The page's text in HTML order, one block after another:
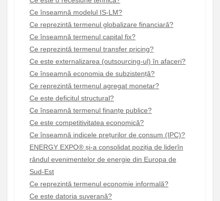
Ce înseamnă modelul IS-LM?
Ce reprezintă termenul globalizare financiară?
Ce înseamnă termenul capital fix?
Ce reprezintă termenul transfer pricing?
Ce este externalizarea (outsourcing-ul) în afaceri?
Ce înseamnă economia de subzistență?
Ce reprezintă termenul agregat monetar?
Ce este deficitul structural?
Ce înseamnă termenul finanțe publice?
Ce este competitivitatea economică?
Ce înseamnă indicele prețurilor de consum (IPC)?
ENERGY EXPO® și-a consolidat poziția de liderîn
rândul evenimentelor de energie din Europa de
Sud-Est
Ce reprezintă termenul economie informală?
Ce este datoria suverană?